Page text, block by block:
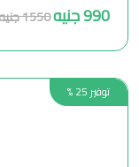
990 جنيه 1550 جنيه
توفير 25 %